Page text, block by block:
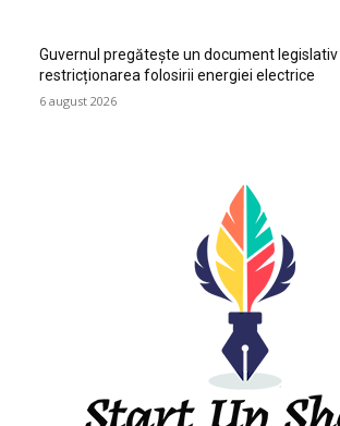
Guvernul pregătește un document
restricționarea folosirii energiei electrice
6 august 2026